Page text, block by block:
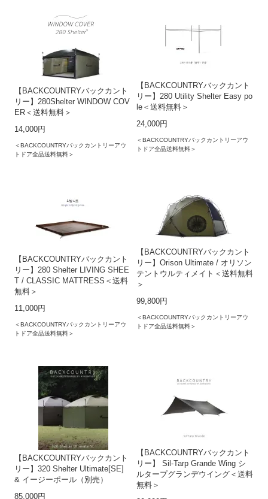
【BACKCOUNTRYバックカント
リー】280Shelter WINDOW COV
ER＜送料無料＞
14,000円
＜BACKCOUNTRYバックカントリーアウ
トドア全品送料無料＞
【BACKCOUNTRYバックカント
リー】280 Utility Shelter Easy po
le＜送料無料＞
24,000円
＜BACKCOUNTRYバックカントリーアウ
トドア全品送料無料＞
【BACKCOUNTRYバックカント
リー】280 Shelter LIVING SHEE
T / CLASSIC MATTRESS＜送料
無料＞
11,000円
＜BACKCOUNTRYバックカントリーアウ
トドア全品送料無料＞
【BACKCOUNTRYバックカント
リー】Orison Ultimate / オリソン
テントウルティメイト＜送料無料
＞
99,800円
＜BACKCOUNTRYバックカントリーアウ
トドア全品送料無料＞
【BACKCOUNTRYバックカント
リー】320 Shelter Ultimate[SE]
& イージーポール（別売）
85,000円
【BACKCOUNTRYバックカント
リー】 Sil-Tarp Grande Wing シ
ルタープグランデウイング＜送料
無料＞